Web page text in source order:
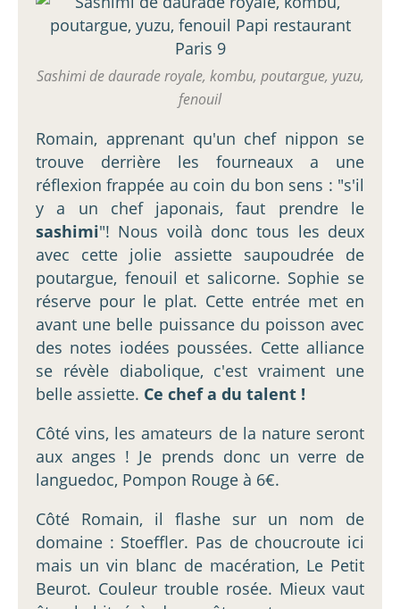
Sashimi de daurade royale, kombu, poutargue, yuzu,
fenouil
Romain, apprenant qu'un chef nippon se
trouve derrière les fourneaux a une
réflexion frappée au coin du bon sens : "s'il
y a un chef japonais, faut prendre le
sashimi"! Nous voilà donc tous les deux
avec cette jolie assiette saupoudrée de
poutargue, fenouil et salicorne. Sophie se
réserve pour le plat. Cette entrée met en
avant une belle puissance du poisson avec
des notes iodées poussées. Cette alliance
se révèle diabolique, c'est vraiment une
belle assiette. Ce chef a du talent !
Côté vins, les amateurs de la nature seront
aux anges ! Je prends donc un verre de
languedoc, Pompon Rouge à 6€.
Côté Romain, il flashe sur un nom de
domaine : Stoeffler. Pas de choucroute ici
mais un vin blanc de macération, Le Petit
Beurot. Couleur trouble rosée. Mieux vaut